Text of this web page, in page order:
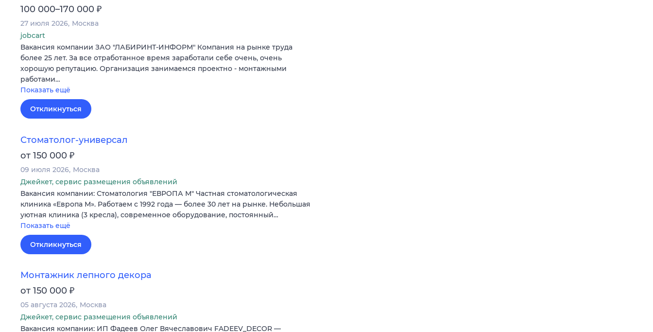
100 000–170 000 ₽
27 июля 2026 Москва
jobcart
Вакансия компании ЗАО "ЛАБИРИНТ-ИНФОРМ" Компания на рынке труда
более 25 лет. За все отработанное время заработали себе очень, очень
хорошую репутацию. Организация занимаемся проектно - монтажными
работами…
Показать ещё
Откликнуться
Стоматолог-универсал
от 150 000 ₽
09 июля 2026 Москва
Джейкет, сервис размещения объявлений
Вакансия компании: Стоматология "ЕВРОПА М" Частная стоматологическая
клиника «Европа М». Работаем с 1992 года — более 30 лет на рынке. Небольшая
уютная клиника (3 кресла), современное оборудование, постоянный…
Показать ещё
Откликнуться
Монтажник лепного декора
от 150 000 ₽
05 августа 2026 Москва
Джейкет, сервис размещения объявлений
Вакансия компании: ИП Фадеев Олег Вячеславович FADEEV_DECOR —